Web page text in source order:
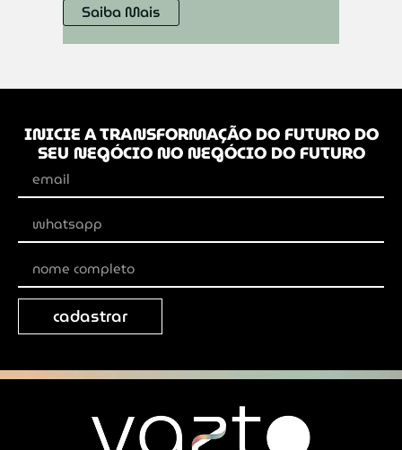
Saiba Mais
INICIE A TRANSFORMAÇÃO DO FUTURO DO
SEU NEGÓCIO NO NEGÓCIO DO FUTURO
cadastrar